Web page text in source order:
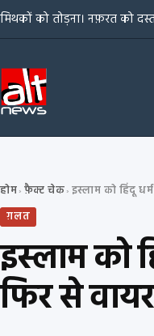
Skip to content
मिथकों को तोड़ना। नफ़रत को
होम› फ़ैक्ट चेक›
ग़लत
इस्लाम को
फिर से